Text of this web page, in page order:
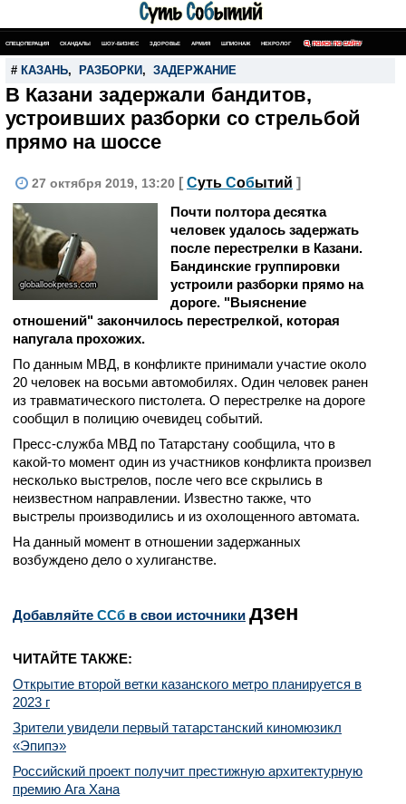
СПЕЦОПЕРАЦИЯ СКАНДАЛЫ ШОУ-БИЗНЕС ЗДОРОВЬЕ АРМИЯ ШПИОНАЖ НЕКРОЛОГ ПОИСК ПО САЙТУ
# КАЗАНЬ, РАЗБОРКИ , ЗАДЕРЖАНИЕ
В Казани задержали бандитов,
устроивших разборки со стрельбой
прямо на шоссе
27 октября 2019, 13:20 [ Суть Событий ]
globallookpress.com
Почти полтора десятка
человек удалось задержать
после перестрелки в Казани.
Бандинские группировки
устроили разборки прямо на
дороге. "Выяснение
отношений" закончилось перестрелкой, которая
напугала прохожих.
По данным МВД, в конфликте принимали участие около
20 человек на восьми автомобилях. Один человек ранен
из травматического пистолета. О перестрелке на дороге
сообщил в полицию очевидец событий.
Пресс-служба МВД по Татарстану сообщила, что в
какой-то момент один из участников конфликта произвел
несколько выстрелов, после чего все скрылись в
неизвестном направлении. Известно также, что
выстрелы производились и из охолощенного автомата.
На данный момент в отношении задержанных
возбуждено дело о хулиганстве.
Добавляйте CСб в свои источники дзен
ЧИТАЙТЕ ТАКЖЕ:
Открытие второй ветки казанского метро планируется в
2023 г
Зрители увидели первый татарстанский киномюзикл
«Эпипэ»
Российский проект получит престижную архитектурную
премию Ага Хана